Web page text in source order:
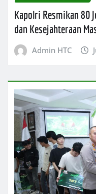
Kapolri Resmikan 80
dan Kesejahteraan
Admin HTC